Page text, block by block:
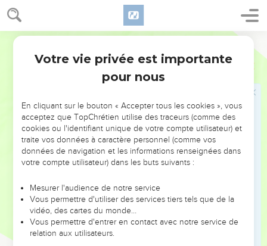
Deutéronome 30
Choisir la vie
bonheur, et la mort et le malheur,
en ce que je te commande aujourd'hui d'aimer l'Éternel,
commandements et ses statuts et ses ordonnances, afin que
tu vives et que tu multiplies, et que l'Éternel, ton Dieu, te
bénisse dans le pays où tu entres pour le posséder.
Mais si ton coeur se détourne, et que tu n'écoutes pas, et
que tu te laisses séduire, et que tu te prosternes devant
je vous déclare aujourd'hui que vous périrez certainement,
et que vous ne prolongerez pas vos jours sur la terre où en
passant le Jourdain, vous entrez afin de la posséder.
19
Votre vie privée est importante
pour nous
En cliquant sur le bouton « Accepter tous les cookies », vous
acceptez que TopChrétien utilise des traceurs (comme des
cookies ou l'identifiant unique de votre compte utilisateur) et
traite vos données à caractère personnel (comme vos
données de navigation et les informations renseignées dans
votre compte utilisateur) dans les buts suivants :
Mesurer l'audience de notre service
Vous permettre d'utiliser des services tiers tels que de la
vidéo, des cartes du monde…
Vous permettre d'entrer en contact avec notre service de
relation aux utilisateurs.